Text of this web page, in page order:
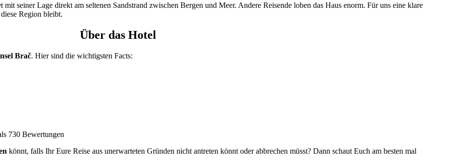
seiner Lage direkt am seltenen Sandstrand zwischen Bergen und Meer. Andere Reisende loben das Haus enorm. Für uns eine klare
Region bleibt.
Über das Hotel
Brač. Hier sind die wichtigsten Facts:
730 Bewertungen
könnt, falls Ihr Eure Reise aus unerwarteten Gründen nicht antreten könnt oder abbrechen müsst? Dann schaut Euch am besten mal